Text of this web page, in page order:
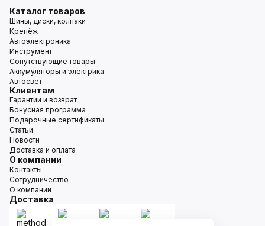
Каталог товаров
Шины, диски, колпаки
Крепёж
Автоэлектроника
Инструмент
Сопутствующие товары
Аккумуляторы и электрика
Автосвет
Клиентам
Гарантии и возврат
Бонусная программа
Подарочные сертификаты
Статьи
Новости
Доставка и оплата
О компании
Контакты
Сотрудничество
О компании
Доставка